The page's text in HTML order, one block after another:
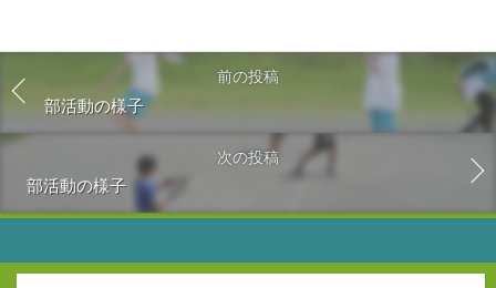
前の投稿
部活動の様子
次の投稿
部活動の様子